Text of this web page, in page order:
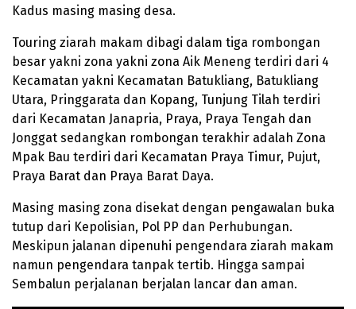
Kadus masing masing desa.
Touring ziarah makam dibagi dalam tiga rombongan
besar yakni zona yakni zona Aik Meneng terdiri dari 4
Kecamatan yakni Kecamatan Batukliang, Batukliang
Utara, Pringgarata dan Kopang, Tunjung Tilah terdiri
dari Kecamatan Janapria, Praya, Praya Tengah dan
Jonggat sedangkan rombongan terakhir adalah Zona
Mpak Bau terdiri dari Kecamatan Praya Timur, Pujut,
Praya Barat dan Praya Barat Daya.
Masing masing zona disekat dengan pengawalan buka
tutup dari Kepolisian, Pol PP dan Perhubungan.
Meskipun jalanan dipenuhi pengendara ziarah makam
namun pengendara tanpak tertib. Hingga sampai
Sembalun perjalanan berjalan lancar dan aman.